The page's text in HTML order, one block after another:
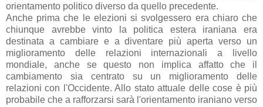
orientamento politico diverso da quello precedente.
Anche prima che le elezioni si svolgessero era chiaro che
chiunque avrebbe vinto la politica estera iraniana era
destinata a cambiare e a diventare più aperta verso un
miglioramento delle relazioni internazionali a livello
mondiale, anche se questo non implica affatto che il
cambiamento sia centrato su un miglioramento delle
relazioni con l'Occidente. Allo stato attuale delle cose è più
probabile che a rafforzarsi sarà l'orientamento iraniano verso